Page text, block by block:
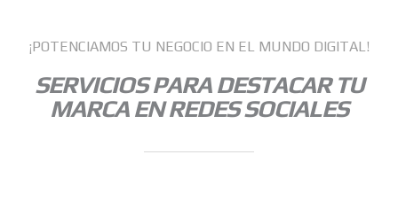
¡POTENCIAMOS TU NEGOCIO EN EL MUNDO DIGITAL!
SERVICIOS PARA DESTACAR TU
MARCA EN REDES SOCIALES